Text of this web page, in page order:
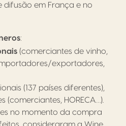
difusão em França e no
:
(comerciantes de vinho,
exportadores,
(137 países diferentes),
(comerciantes, HORECA…).
no momento da compra
consideraram a Wine